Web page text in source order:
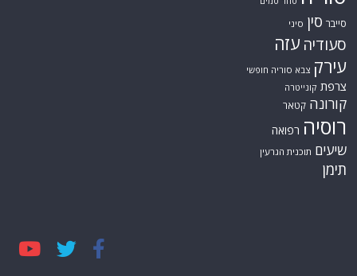
סייבר סין סיני
סעודיה עזה
עירק צבא סוריה חופשי
צרפת קונייטרה
קורונה קטאר
רוסיה רפואה
שיעים תוכנית הגרעין
תימן